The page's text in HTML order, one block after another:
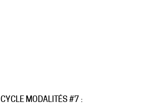
CYCLE MODALITÉS #7 :